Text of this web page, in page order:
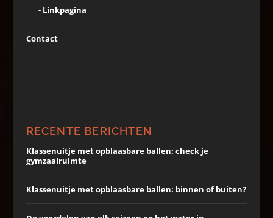
Linkpagina
Contact
RECENTE BERICHTEN
Klassenuitje met opblaasbare ballen: check je
gymzaalruimte
Klassenuitje met opblaasbare ballen: binnen of buiten?